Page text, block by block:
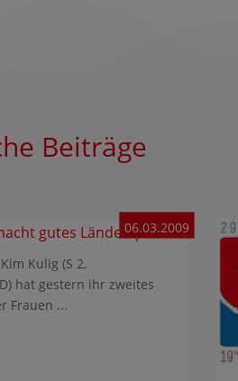
Beiträge
gutes Länderspiel
06.03.2009
Kulig (S 2,
hat gestern ihr zweites
Frauen ...